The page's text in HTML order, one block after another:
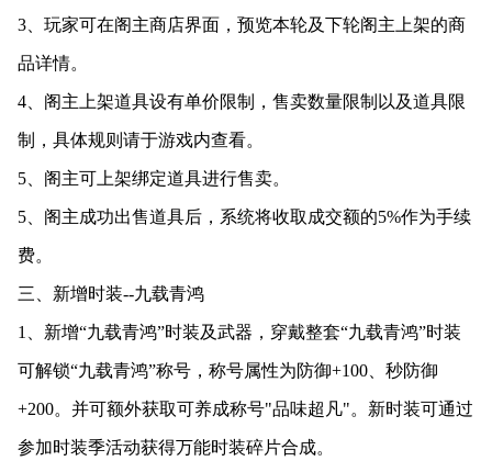
3、玩家可在阁主商店界面，预览本轮及下轮阁主上架的商
品详情。
4、阁主上架道具设有单价限制，售卖数量限制以及道具限
制，具体规则请于游戏内查看。
5、阁主可上架绑定道具进行售卖。
5、阁主成功出售道具后，系统将收取成交额的5%作为手续
费。
三、新增时装--九载青鸿
1、新增“九载青鸿”时装及武器，穿戴整套“九载青鸿”时装
可解锁“九载青鸿”称号，称号属性为防御+100、秒防御
+200。并可额外获取可养成称号"品味超凡"。新时装可通过
参加时装季活动获得万能时装碎片合成。